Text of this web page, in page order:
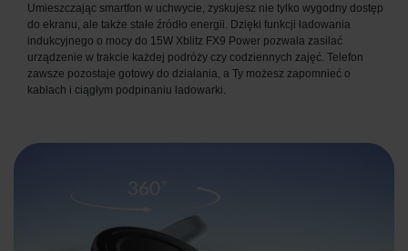
Umieszczając smartfon w uchwycie, zyskujesz nie tylko wygodny dostęp
do ekranu, ale także stałe źródło energii. Dzięki funkcji ładowania
indukcyjnego o mocy do 15W Xblitz FX9 Power pozwala zasilać
urządzenie w trakcie każdej podróży czy codziennych zajęć. Telefon
zawsze pozostaje gotowy do działania, a Ty możesz zapomnieć o
kablach i ciągłym podpinaniu ładowarki.